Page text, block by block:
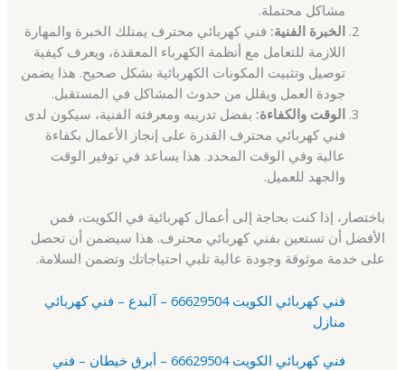
مشاكل محتملة.
الخبرة الفنية: فني كهربائي محترف يمتلك الخبرة والمهارة
اللازمة للتعامل مع أنظمة الكهرباء المعقدة، ويعرف كيفية
توصيل وتثبيت المكونات الكهربائية بشكل صحيح. هذا يضمن
جودة العمل ويقلل من حدوث المشاكل في المستقبل.
الوقت والكفاءة: بفضل تدريبه ومعرفته الفنية، سيكون لدى
فني كهربائي محترف القدرة على إنجاز الأعمال بكفاءة
عالية وفي الوقت المحدد. هذا يساعد في توفير الوقت
والجهد للعميل.
باختصار، إذا كنت بحاجة إلى أعمال كهربائية في الكويت، فمن
الأفضل أن تستعين بفني كهربائي محترف. هذا سيضمن أن تحصل
على خدمة موثوقة وجودة عالية تلبي احتياجاتك وتضمن السلامة.
فني كهربائي الكويت 66629504 – آلبدع – فني كهربائي
منازل
فني كهربائي الكويت 66629504 – أبرق خيطان – فني